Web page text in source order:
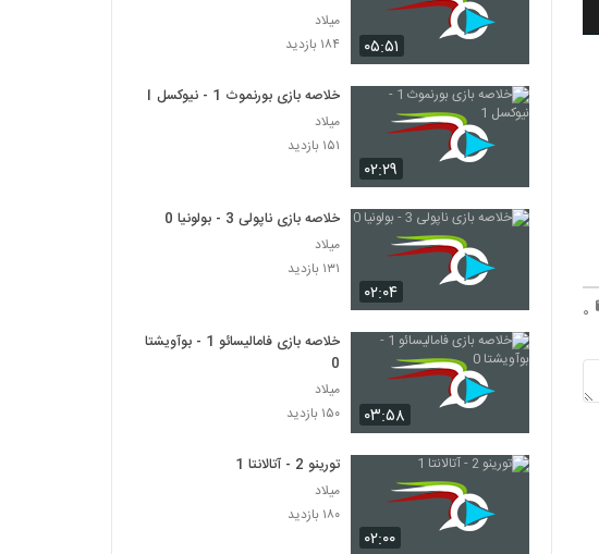
۰
۰۵:۵۱
میلاد
۱۸۴ بازدید
۰۲:۲۹
خلاصه بازی بورنموث 1 - نیوکسل 1
میلاد
۱۵۱ بازدید
۰۲:۰۴
خلاصه بازی ناپولی 3 - بولونیا 0
میلاد
۱۳۱ بازدید
۰۳:۵۸
خلاصه بازی فامالیسائو 1 - بوآویشتا
0
میلاد
۱۵۰ بازدید
۰۲:۰۰
تورینو 2 - آتالانتا 1
میلاد
۱۸۰ بازدید